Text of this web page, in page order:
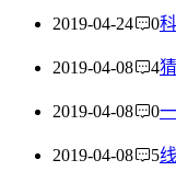
2019-04-24 0
2019-04-08 4
2019-04-08 0
2019-04-08 5